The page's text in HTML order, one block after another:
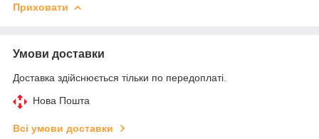
Приховати
Умови доставки
Доставка здійснюється тільки по передоплаті.
Нова Пошта
Всі умови доставки